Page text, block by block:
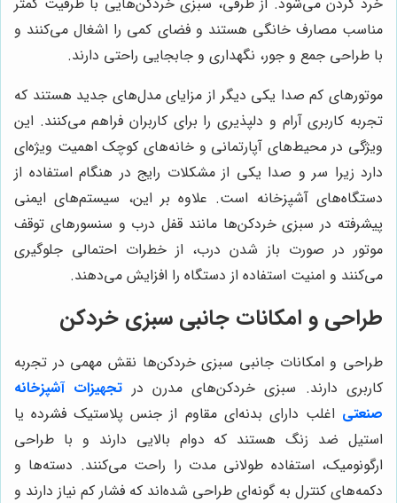
مناسب مصارف خانگی هستند و فضای کمی را اشغال می‌کنند و
با طراحی جمع و جور، نگهداری و جابجایی راحتی دارند.
موتورهای کم صدا یکی دیگر از مزایای مدل‌های جدید هستند که
تجربه کاربری آرام و دلپذیری را برای کاربران فراهم می‌کنند. این
ویژگی در محیط‌های آپارتمانی و خانه‌های کوچک اهمیت ویژه‌ای
دارد زیرا سر و صدا یکی از مشکلات رایج در هنگام استفاده از
دستگاه‌های آشپزخانه است. علاوه بر این، سیستم‌های ایمنی
پیشرفته در سبزی خردکن‌ها مانند قفل درب و سنسورهای توقف
موتور در صورت باز شدن درب، از خطرات احتمالی جلوگیری
می‌کنند و امنیت استفاده از دستگاه را افزایش می‌دهند.
طراحی و امکانات جانبی سبزی خردکن
طراحی و امکانات جانبی سبزی خردکن‌ها نقش مهمی در تجربه
کاربری دارند. سبزی خردکن‌های مدرن در تجهیزات آشپزخانه
صنعتی اغلب دارای بدنه‌ای مقاوم از جنس پلاستیک فشرده یا
استیل ضد زنگ هستند که دوام بالایی دارند و با طراحی
ارگونومیک، استفاده طولانی مدت را راحت می‌کنند. دسته‌ها و
دکمه‌های کنترل به گونه‌ای طراحی شده‌اند که فشار کم نیاز دارند و